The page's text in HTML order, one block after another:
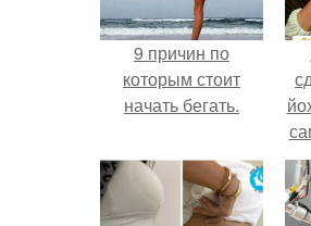
9 причин по
которым стоит
начать бегать.